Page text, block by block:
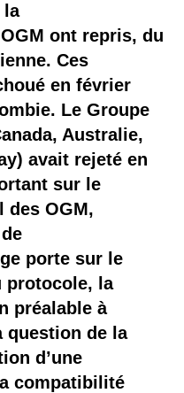
la
ont repris, du
Ces
en février
Le Groupe
Australie,
avait rejeté en
sur le
des OGM,
porte sur le
protocole, la
préalable à
question de la
d’une
compatibilité